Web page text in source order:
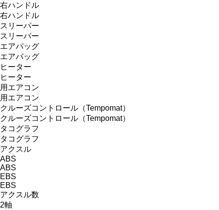
右ハンドル
右ハンドル
スリーパー
スリーパー
エアバッグ
エアバッグ
ヒーター
ヒーター
用エアコン
用エアコン
クルーズコントロール（Tempomat）
クルーズコントロール（Tempomat）
タコグラフ
タコグラフ
アクスル
ABS
ABS
EBS
EBS
アクスル数
2軸